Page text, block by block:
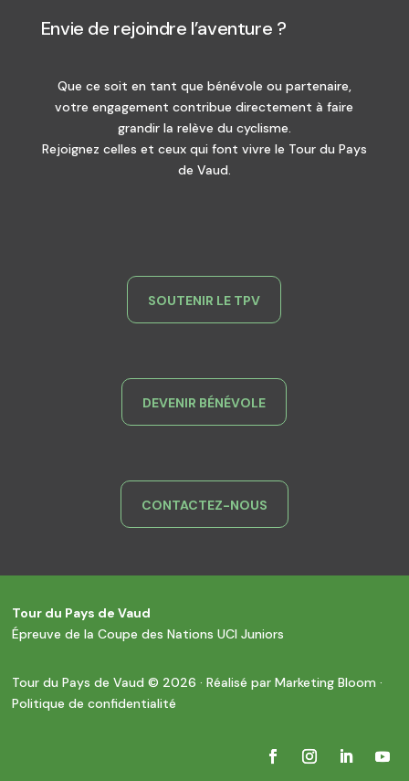
Envie de rejoindre l’aventure ?
Que ce soit en tant que bénévole ou partenaire,
votre engagement contribue directement à faire
grandir la relève du cyclisme.
Rejoignez celles et ceux qui font vivre le Tour du Pays
de Vaud.
SOUTENIR LE TPV
DEVENIR BÉNÉVOLE
CONTACTEZ-NOUS
Tour du Pays de Vaud
Épreuve de la Coupe des Nations UCI Juniors
Tour du Pays de Vaud © 2026· Réalisé parMarketing Bloom ·
Politique de confidentialité